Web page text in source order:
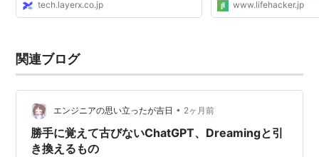
tech.layerx.co.jp www.lifehacker.jp
関連ブログ
エンジニアの思い立ったが吉日 • 2ヶ月前
勝手に覚えて古びないChatGPT、Dreamingと引
き換えるもの